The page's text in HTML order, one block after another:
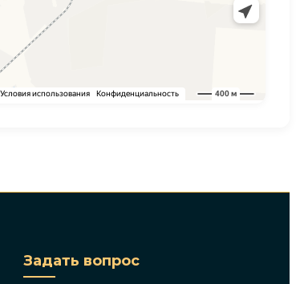
Задать вопрос